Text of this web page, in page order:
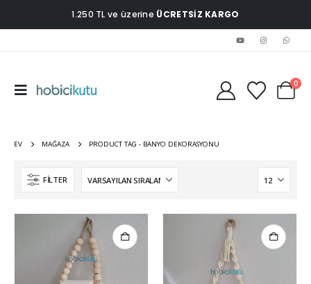
1.250 TL ve üzerine ÜCRETSİZ KARGO
0
EV MAĞAZA PRODUCT TAG - BANYO DEKORASYONU
FILTER